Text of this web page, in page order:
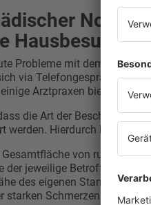
Hausbesuche,
Probleme mit dem
via Telefongespräch auch
Arztpraxen bieten
die Art der Beschwerden
werden. Hierdurch kann eine
Gesamtfläche von rund 280
der jeweilige Betroffene
des eigenen Standorts
starken Schmerzen leiden, ist